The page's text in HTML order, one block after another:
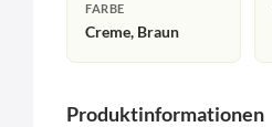
FARBE
Creme, Braun
Produktinformationen